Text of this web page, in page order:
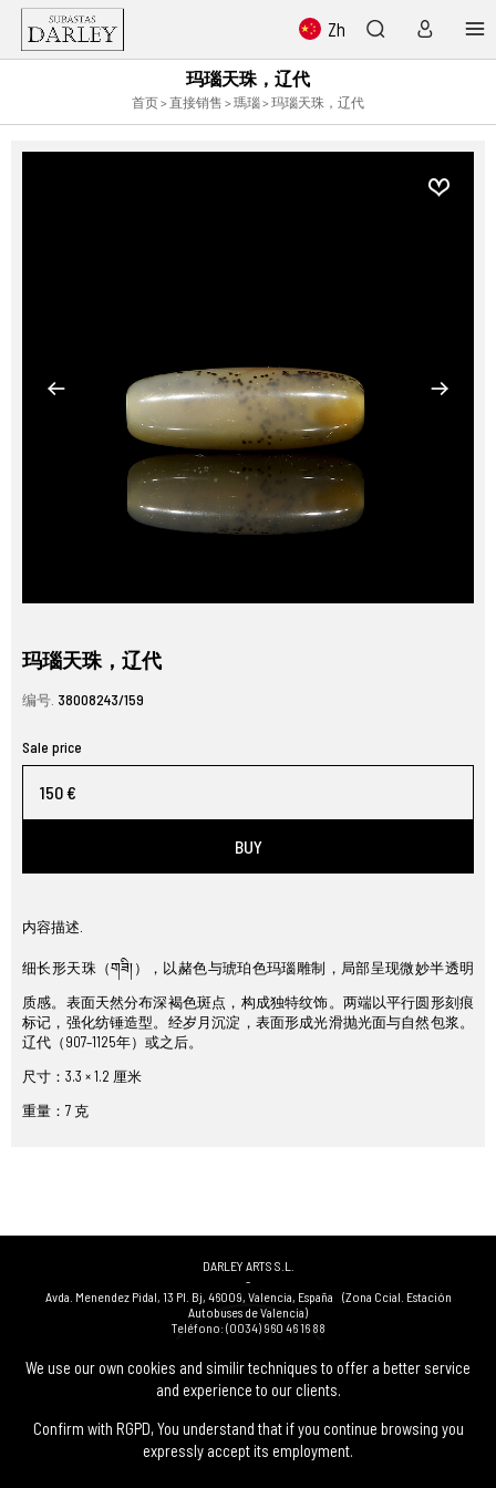
We use our own cookies and similir techniques to offer a better service
and experience to our clients.
Confirm with RGPD, You understand that if you continue browsing you
expressly accept its employment.
Zh
玛瑙天珠，辽代
首页> 直接销售 > 瑪瑙> 玛瑙天珠，辽代
玛瑙天珠，辽代
编号. 38008243/159
Sale price
150 €
BUY
内容描述.
细长形天珠（གཟི།），以赭色与琥珀色玛瑙雕制，局部呈现微妙半透明
质感。表面天然分布深褐色斑点，构成独特纹饰。两端以平行圆形刻痕
标记，强化纺锤造型。经岁月沉淀，表面形成光滑抛光面与自然包浆。
辽代（907–1125年）或之后。
尺寸：3.3 × 1.2 厘米
重量：7 克
DARLEY ARTS S.L.
-
Avda. Menendez Pidal, 13 Pl. Bj, 46009, Valencia, España (Zona Ccial. Estación
Autobuses de Valencia)
Teléfono:(0034) 960 46 16 88
(0034) 963 40 48 21
-
(0034) 669 53 68 89 (solo WhatsApp)
info@subastasdarley.com